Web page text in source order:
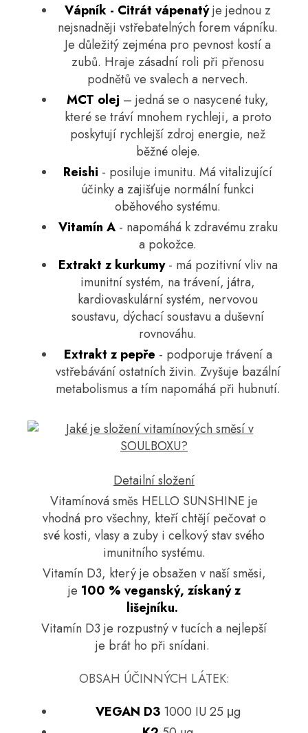
Vápník - Citrát vápenatýje jednou z
nejsnadněji vstřebatelných forem vápníku.
Je důležitý zejména pro pevnost kostí a
zubů. Hraje zásadní roli při přenosu
podnětů ve svalech a nervech.
MCT olej – jedná se o nasycené tuky,
které se tráví mnohem rychleji, a proto
poskytují rychlejší zdroj energie, než
běžné oleje.
Reishi - posiluje imunitu. Má vitalizující
účinky a zajišťuje normální funkci
oběhového systému.
Vitamín A- napomáhá k zdravému zraku
a pokožce.
Extrakt z kurkumy- má pozitivní vliv na
imunitní systém, na trávení, játra,
kardiovaskulární systém, nervovou
soustavu, dýchací soustavu a duševní
rovnováhu.
Extrakt z pepře - podporuje trávení a
vstřebávání ostatních živin. Zvyšuje bazální
metabolismus a tím napomáhá při hubnutí.
Detailní složení
Vitamínová směs HELLO SUNSHINE je
vhodná pro všechny, kteří chtějí pečovat o
své kosti, vlasy a zuby i celkový stav svého
imunitního systému.
Vitamín D3, který je obsažen v naší směsi,
je 100 % veganský, získaný z
lišejníku.
Vitamín D3 je rozpustný v tucích a nejlepší
je brát ho při snídani.
OBSAH ÚČINNÝCH LÁTEK:
VEGAN D31000 IU 25 μg